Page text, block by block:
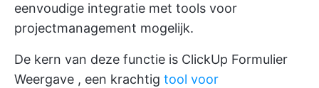
eenvoudige integratie met tools voor
projectmanagement mogelijk.
De kern van deze functie is ClickUp Formulier
Weergave , een krachtig tool voor